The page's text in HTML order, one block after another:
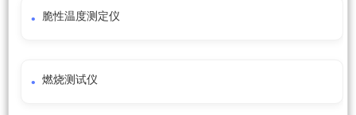
脆性温度测定仪
燃烧测试仪